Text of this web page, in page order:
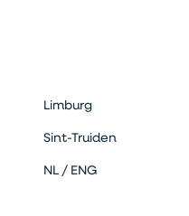
Limburg
Sint-Truiden
NL / ENG